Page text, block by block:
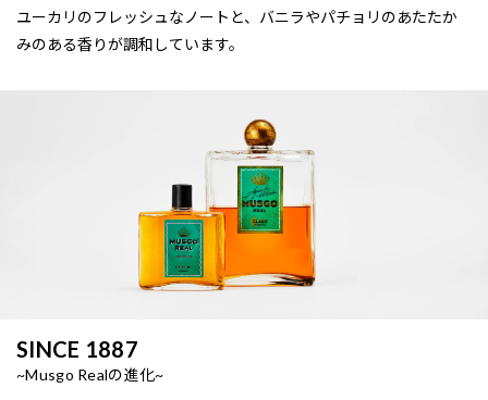
ユーカリのフレッシュなノートと、バニラやパチョリのあたたか
みのある香りが調和しています。
SINCE 1887
~Musgo Realの進化~